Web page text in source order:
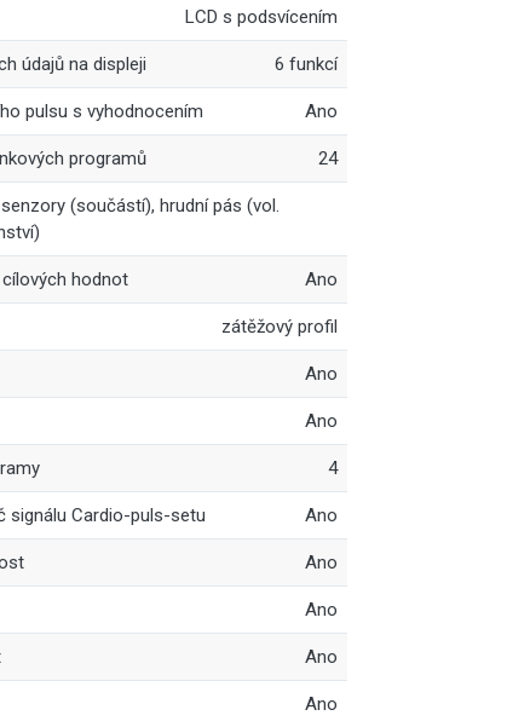
LCD s podsvícením
údajů na displeji 6 funkcí
pulsu s vyhodnocením Ano
programů 24
(součástí), hrudní pás (vol.
hodnot Ano
zátěžový profil
Ano
Ano
4
signálu Cardio-puls-setu Ano
Ano
Ano
Ano
Ano